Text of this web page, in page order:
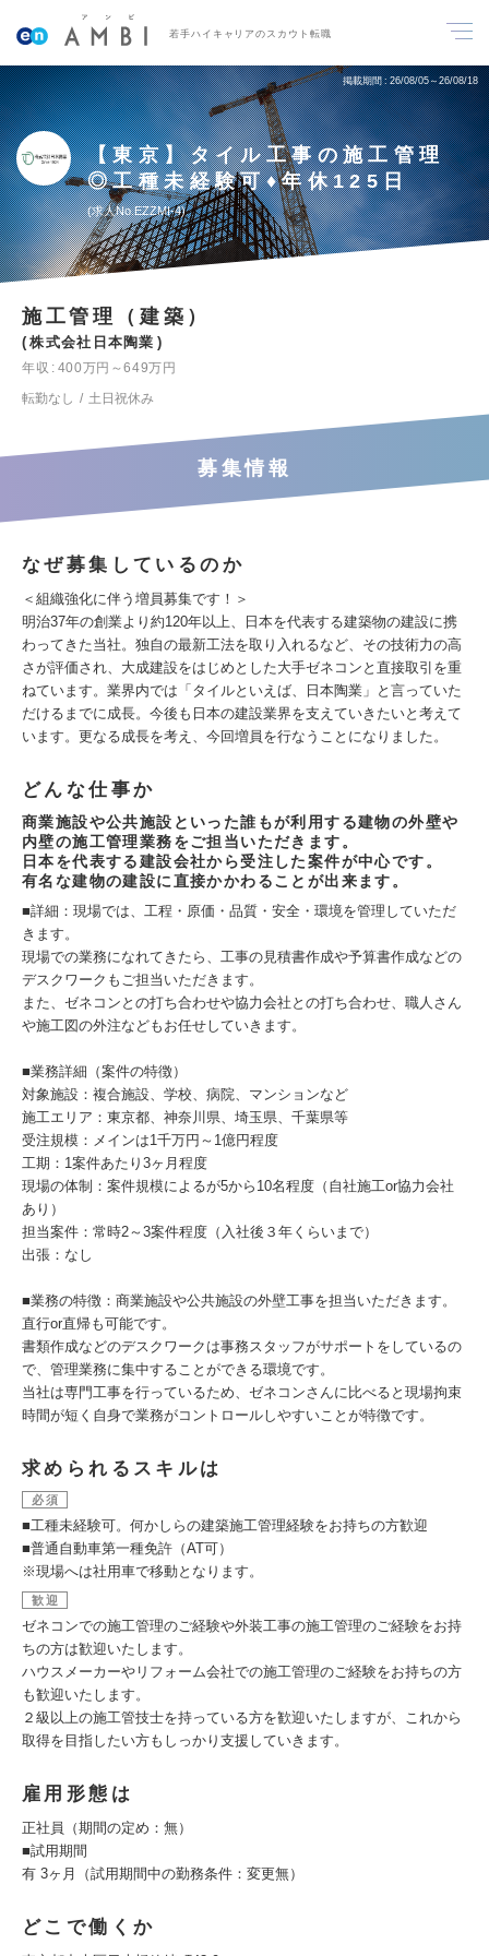
若手ハイキャリアのスカウト転職
掲載期間 26/08/05～26/08/18
【東京】タイル工事の施工管理
◎工種未経験可♦年休125日
求人No.EZZMI-4
施工管理（建築）
株式会社日本陶業
年収
400万円～649万円
転勤なし
土日祝休み
募集情報
なぜ募集しているのか
＜組織強化に伴う増員募集です！＞
明治37年の創業より約120年以上、日本を代表する建築物の建設に携
わってきた当社。独自の最新工法を取り入れるなど、その技術力の高
さが評価され、大成建設をはじめとした大手ゼネコンと直接取引を重
ねています。業界内では「タイルといえば、日本陶業」と言っていた
だけるまでに成長。今後も日本の建設業界を支えていきたいと考えて
います。更なる成長を考え、今回増員を行なうことになりました。
どんな仕事か
商業施設や公共施設といった誰もが利用する建物の外壁や
内壁の施工管理業務をご担当いただきます。
日本を代表する建設会社から受注した案件が中心です。
有名な建物の建設に直接かかわることが出来ます。
■詳細：現場では、工程・原価・品質・安全・環境を管理していただ
きます。
現場での業務になれてきたら、工事の見積書作成や予算書作成などの
デスクワークもご担当いただきます。
また、ゼネコンとの打ち合わせや協力会社との打ち合わせ、職人さん
や施工図の外注などもお任せしていきます。
■業務詳細（案件の特徴）
対象施設：複合施設、学校、病院、マンションなど
施工エリア：東京都、神奈川県、埼玉県、千葉県等
受注規模：メインは1千万円～1億円程度
工期：1案件あたり3ヶ月程度
現場の体制：案件規模によるが5から10名程度（自社施工or協力会社
あり）
担当案件：常時2～3案件程度（入社後３年くらいまで）
出張：なし
■業務の特徴：商業施設や公共施設の外壁工事を担当いただきます。
直行or直帰も可能です。
書類作成などのデスクワークは事務スタッフがサポートをしているの
で、管理業務に集中することができる環境です。
当社は専門工事を行っているため、ゼネコンさんに比べると現場拘束
時間が短く自身で業務がコントロールしやすいことが特徴です。
求められるスキルは
必須
■工種未経験可。何かしらの建築施工管理経験をお持ちの方歓迎
■普通自動車第一種免許（AT可）
※現場へは社用車で移動となります。
歓迎
ゼネコンでの施工管理のご経験や外装工事の施工管理のご経験をお持
ちの方は歓迎いたします。
ハウスメーカーやリフォーム会社での施工管理のご経験をお持ちの方
も歓迎いたします。
２級以上の施工管技士を持っている方を歓迎いたしますが、これから
取得を目指したい方もしっかり支援していきます。
雇用形態は
正社員（期間の定め：無）
■試用期間
有 3ヶ月（試用期間中の勤務条件：変更無）
どこで働くか